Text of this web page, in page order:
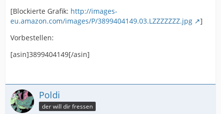
[Blockierte Grafik: http://images-
eu.amazon.com/images/P/3899404149.03.LZZZZZZZ.jpg
]
Vorbestellen:
[asin]3899404149[/asin]
Poldi
der will dir fressen